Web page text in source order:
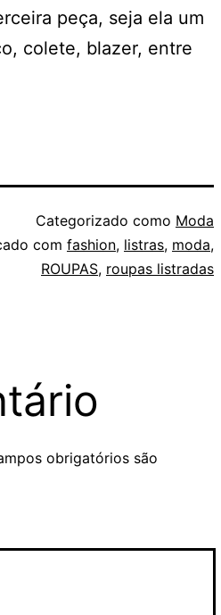
peça, seja ela um
colete, blazer, entre
Categorizado como Moda
com fashion, listras, moda,
ROUPAS, roupas listradas
obrigatórios são